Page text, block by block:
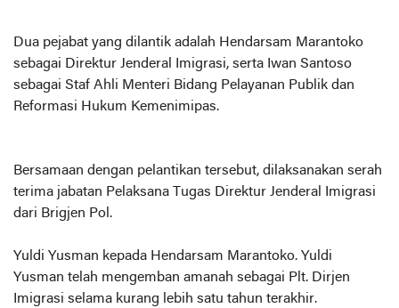
Dua pejabat yang dilantik adalah Hendarsam Marantoko
sebagai Direktur Jenderal Imigrasi, serta Iwan Santoso
sebagai Staf Ahli Menteri Bidang Pelayanan Publik dan
Reformasi Hukum Kemenimipas.
Bersamaan dengan pelantikan tersebut, dilaksanakan serah
terima jabatan Pelaksana Tugas Direktur Jenderal Imigrasi
dari Brigjen Pol.
Yuldi Yusman kepada Hendarsam Marantoko. Yuldi
Yusman telah mengemban amanah sebagai Plt. Dirjen
Imigrasi selama kurang lebih satu tahun terakhir.